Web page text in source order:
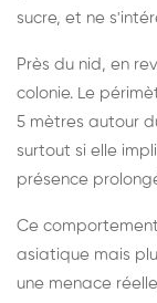
sucre, et ne
Près du nid, en
colonie. Le
5 mètres autour
surtout si elle
présence
Ce
asiatique mais
une menace